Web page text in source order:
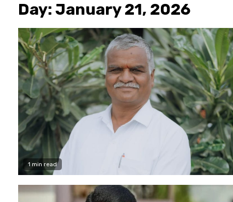
Day: January 21, 2026
1 min read